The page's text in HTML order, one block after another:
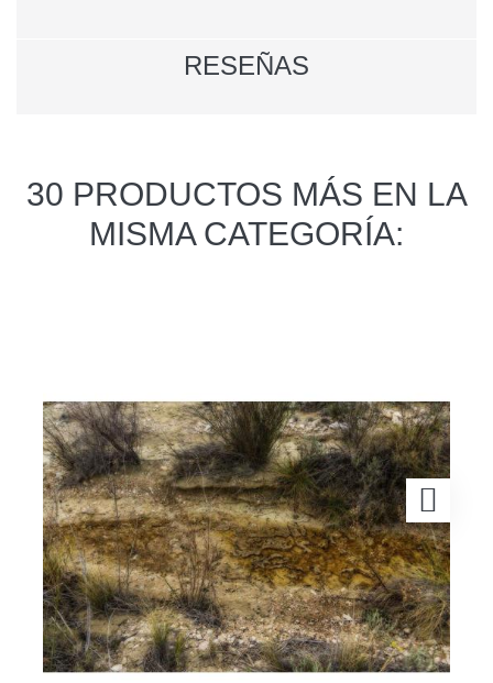
RESEÑAS
30 PRODUCTOS MÁS EN LA
MISMA CATEGORÍA: